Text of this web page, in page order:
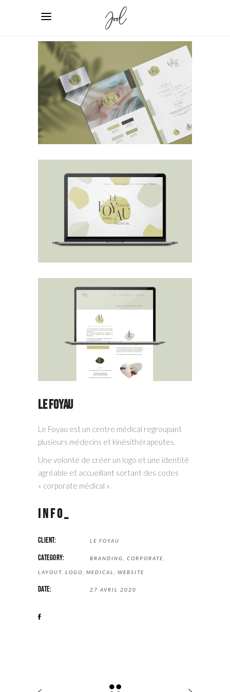
Le Foyau
Le Foyau est un centre médical regroupant
plusieurs médecins et kinésithérapeutes.
Une volonté de créer un logo et une identité
agréable et accueillant sortant des codes
« corporate médical ».
Info_
CLIENT: LE FOYAU
CATEGORY: BRANDING CORPORATE
LAYOUT LOGO MEDICAL WEBSITE
DATE: 27 AVRIL 2020